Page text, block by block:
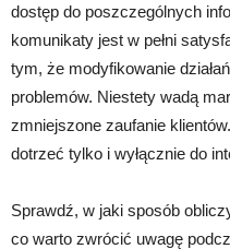
dostęp do poszczególnych
komunikaty jest w pełni
tym, że modyfikowanie
problemów. Niestety wadą
zmniejszone zaufanie
dotrzeć tylko i wyłącznie do
Sprawdź, w jaki sposób
co warto zwrócić uwagę